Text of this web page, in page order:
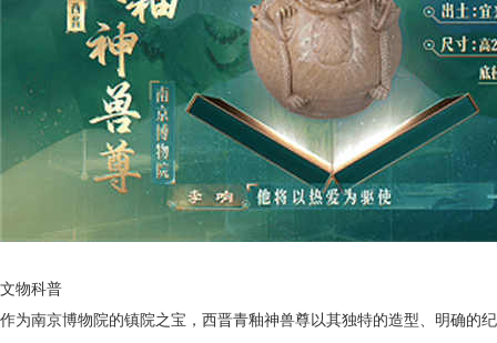
文物科普
作为南京博物院的镇院之宝，西晋青釉神兽尊以其独特的造型、明确的